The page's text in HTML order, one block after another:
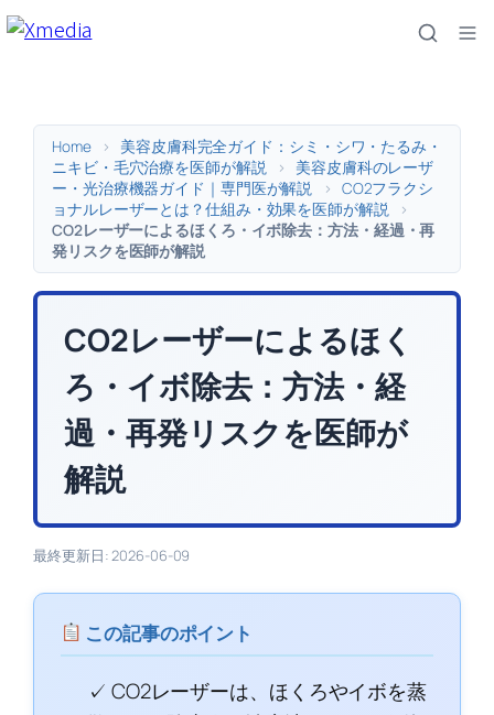
内
Home >
美容皮膚科完全ガイド：シミ・シワ・たるみ・
ニキビ・毛穴治療を医師が解説
>
美容皮膚科のレーザ
ー・光治療機器ガイド｜専門医が解説
>
CO2フラクシ
ョナルレーザーとは？仕組み・効果を医師が解説
>
CO2レーザーによるほくろ・イボ除去：方法・経過・再
発リスクを医師が解説
CO2レーザーによるほく
ろ・イボ除去：方法・経
過・再発リスクを医師が
解説
最終更新日: 2026-06-09
この記事のポイント
✓ CO2レーザーは、ほくろやイボを蒸